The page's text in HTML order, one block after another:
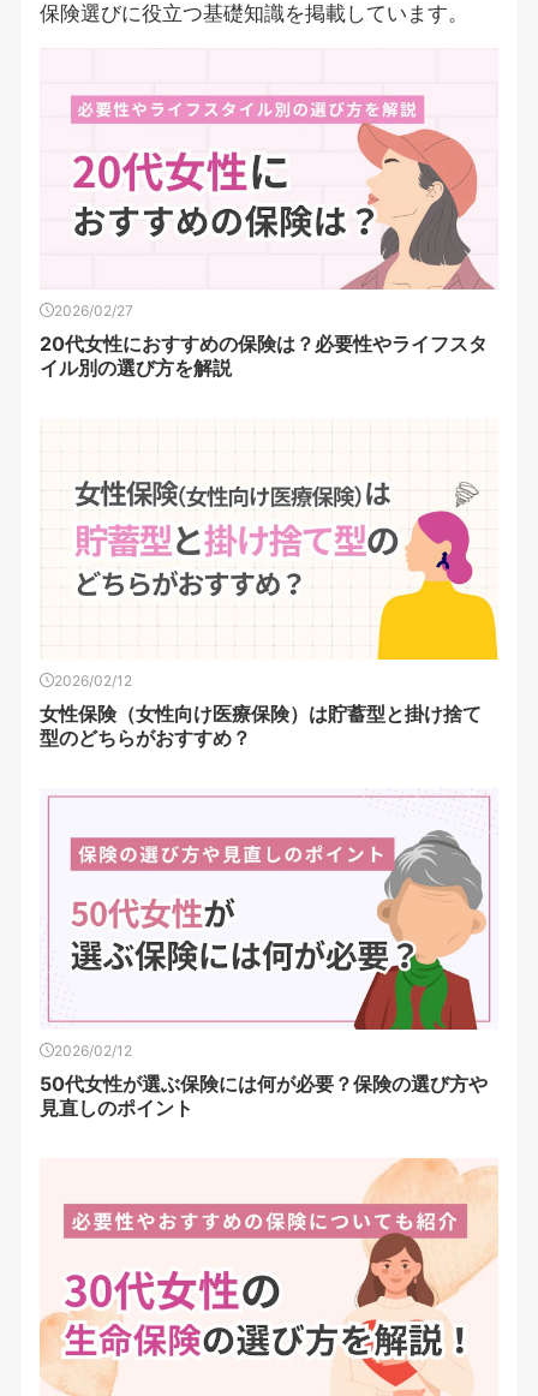
保険選びに役立つ基礎知識を掲載しています。
2026/02/27
20代女性におすすめの保険は？必要性やライフスタ
イル別の選び方を解説
2026/02/12
女性保険（女性向け医療保険）は貯蓄型と掛け捨て
型のどちらがおすすめ？
2026/02/12
50代女性が選ぶ保険には何が必要？保険の選び方や
見直しのポイント